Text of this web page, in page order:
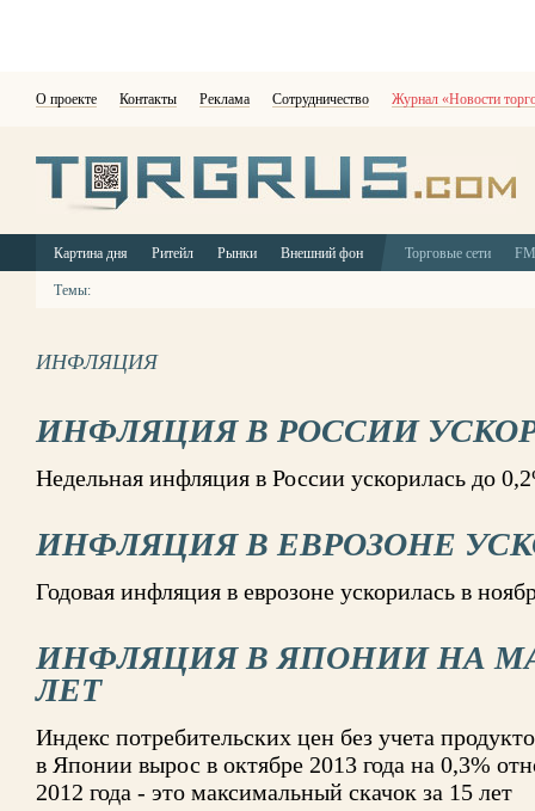
О проекте Контакты Реклама Сотрудничество Журнал «Новости
Картина дня Ритейл Рынки Внешний фон Торговые сети
Темы:
ИНФЛЯЦИЯ
ИНФЛЯЦИЯ В РОССИИ
Недельная инфляция в России ускорилась до
ИНФЛЯЦИЯ В ЕВРОЗОНЕ
Годовая инфляция в еврозоне ускорилась в
ИНФЛЯЦИЯ В ЯПОНИИ НА
ЛЕТ
Индекс потребительских цен без учета
в Японии вырос в октябре 2013 года на 0,3%
2012 года - это максимальный скачок за 15 лет